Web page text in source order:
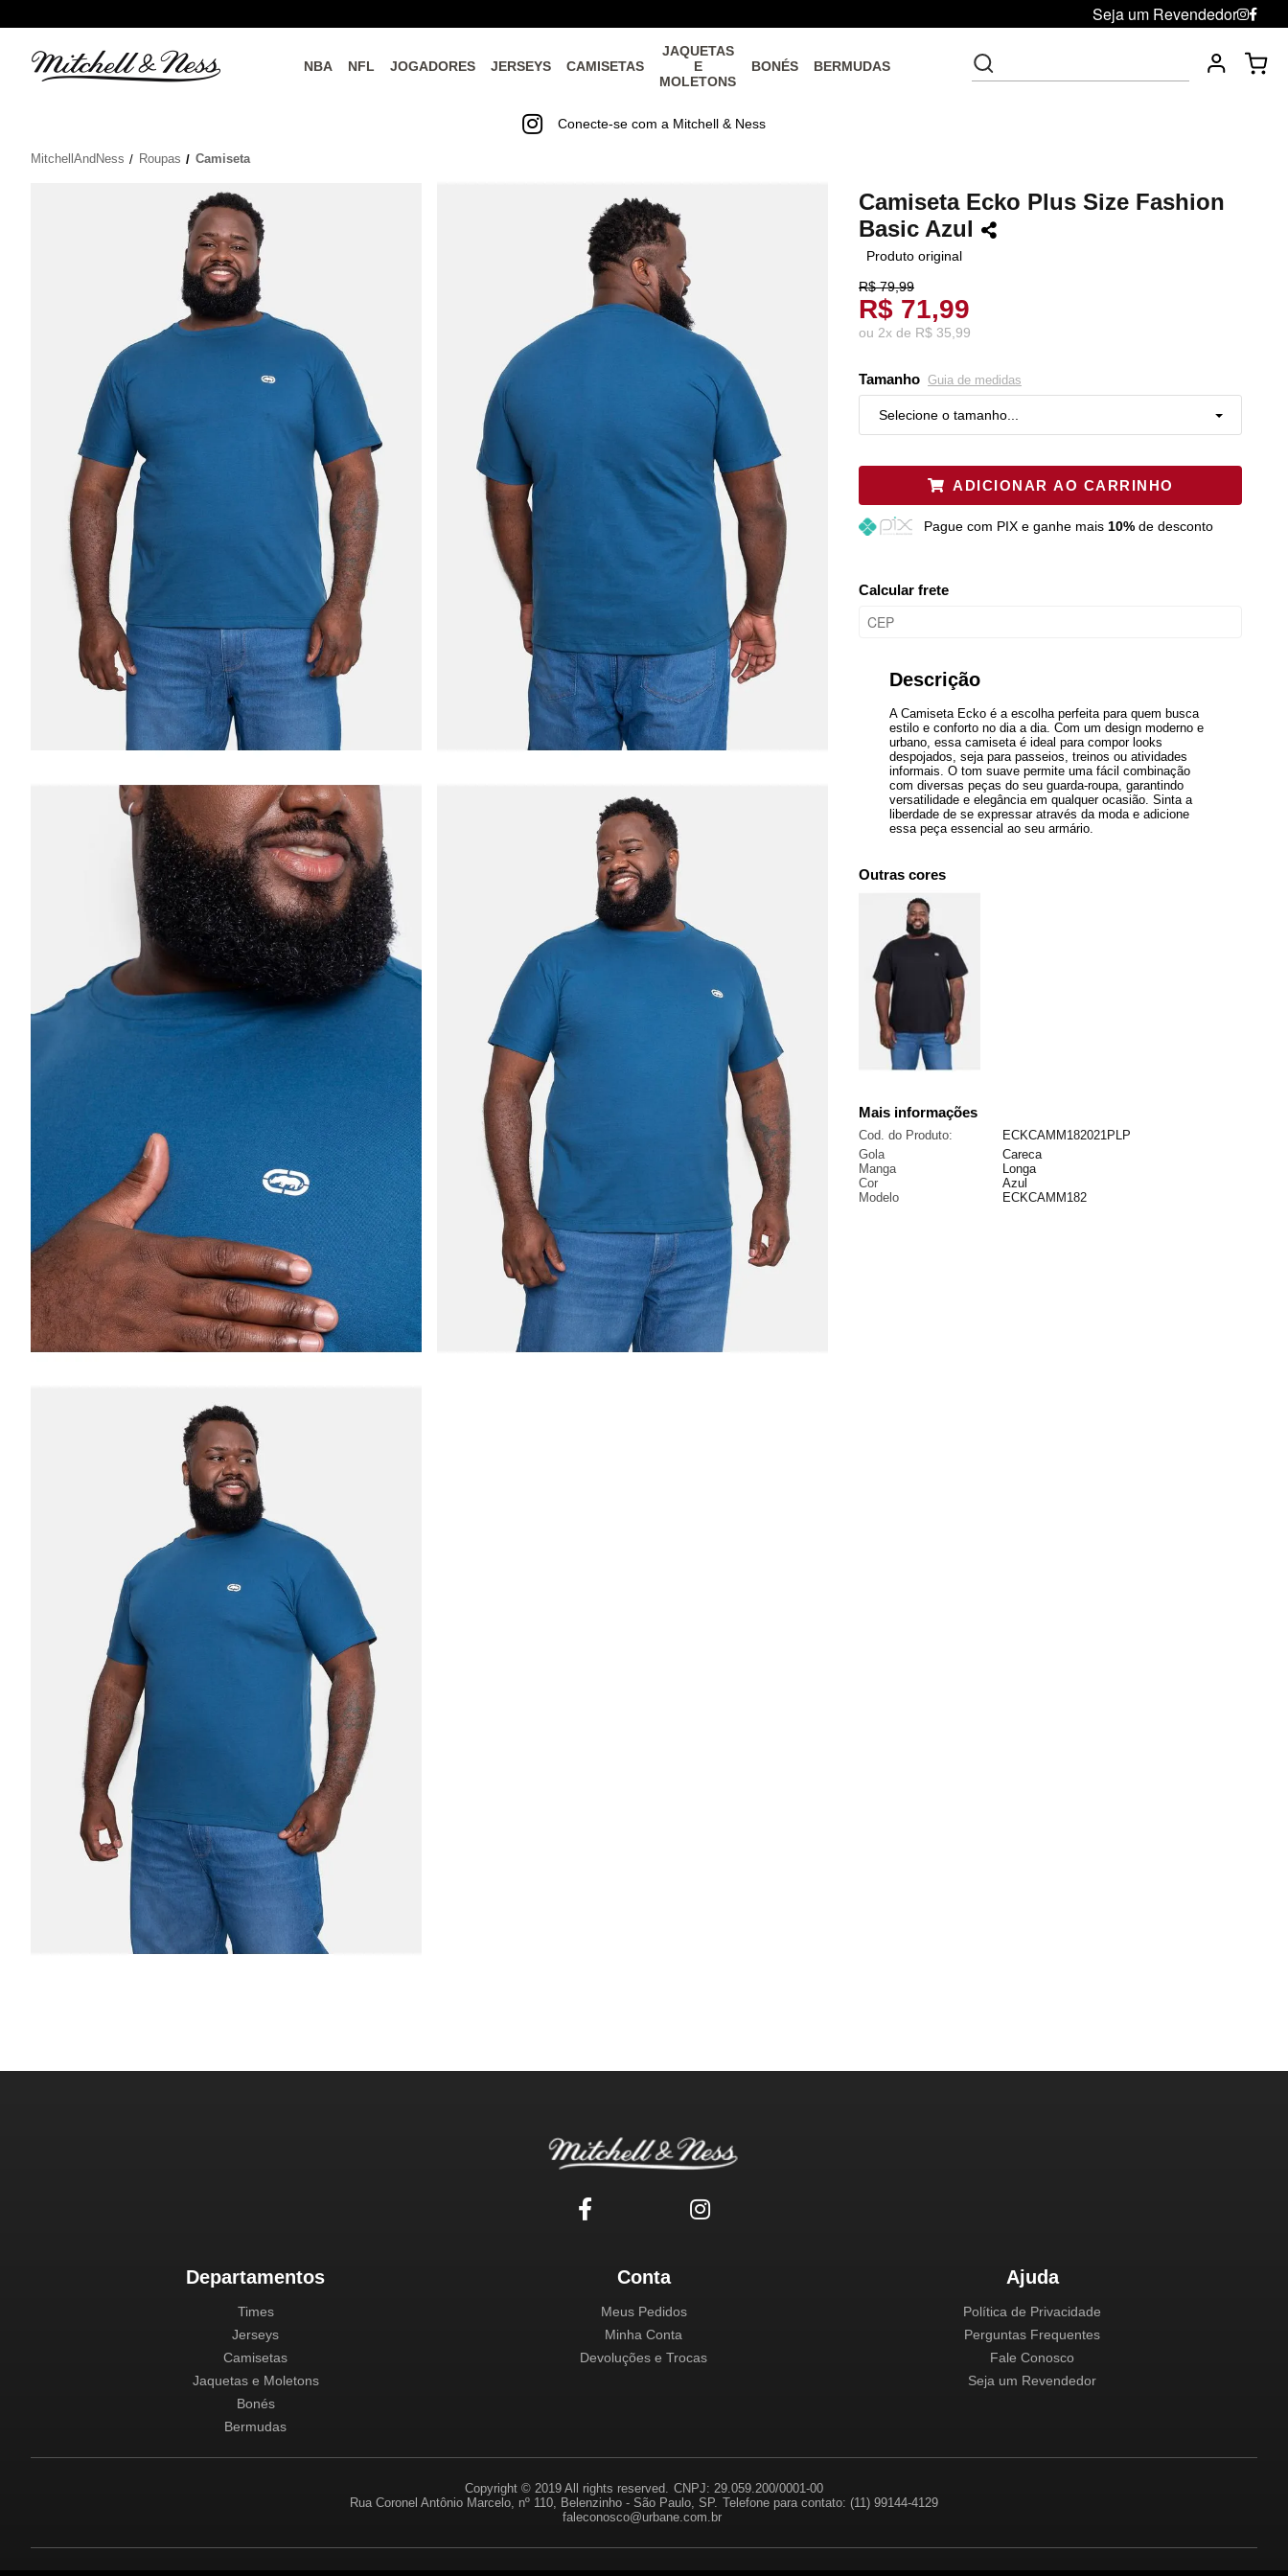
Seja um Revendedor
NBA NFL JOGADORES JERSEYS CAMISETAS
JAQUETAS
E
MOLETONS
BONÉS BERMUDAS
Conecte-se com a Mitchell & Ness
MitchellAndNess Roupas Camiseta
Camiseta Ecko Plus Size Fashion
Basic Azul
Produto original
R$ 79,99
R$ 71,99
ou 2x de R$ 35,99
Tamanho Guia de medidas
Selecione o tamanho...
Restam mais de 6 itens
Plus G Restam mais de 6 itens
ADICIONAR AO CARRINHO
Pague com PIX e ganhe mais 10%de desconto
Calcular frete
Descrição
A Camiseta Ecko é a escolha perfeita para quem busca
estilo e conforto no dia a dia. Com um design moderno e
urbano, essa camiseta é ideal para compor looks
despojados, seja para passeios, treinos ou atividades
informais. O tom suave permite uma fácil combinação
com diversas peças do seu guarda-roupa, garantindo
versatilidade e elegância em qualquer ocasião. Sinta a
liberdade de se expressar através da moda e adicione
essa peça essencial ao seu armário.
Outras cores
Mais informações
Cod. do Produto:
ECKCAMM182021PLP
Gola
Careca
Manga
Longa
Cor
Azul
Modelo
ECKCAMM182
Departamentos
Times
Jerseys
Camisetas
Jaquetas e Moletons
Bonés
Bermudas
Conta
Meus Pedidos
Minha Conta
Devoluções e Trocas
Ajuda
Política de Privacidade
Perguntas Frequentes
Fale Conosco
Seja um Revendedor
Copyright © 2019 All rights reserved. CNPJ: 29.059.200/0001-00
Rua Coronel Antônio Marcelo, nº 110, Belenzinho - São Paulo, SP. Telefone para contato: (11) 99144-4129
faleconosco@urbane.com.br